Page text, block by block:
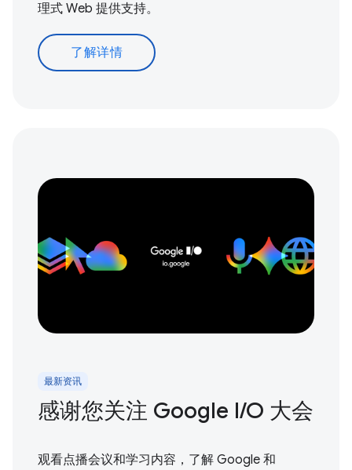
理式 Web 提供支持。
了解详情
最新资讯
感谢您关注 Google I / O 大会
观看点播会议和学习内容，了解 Google 和